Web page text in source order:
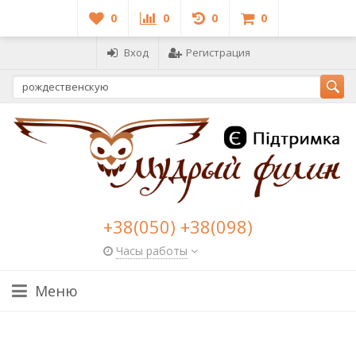
0 0 0 0
Вход Регистрация
+38(050) +38(098)
Часы работы
Меню